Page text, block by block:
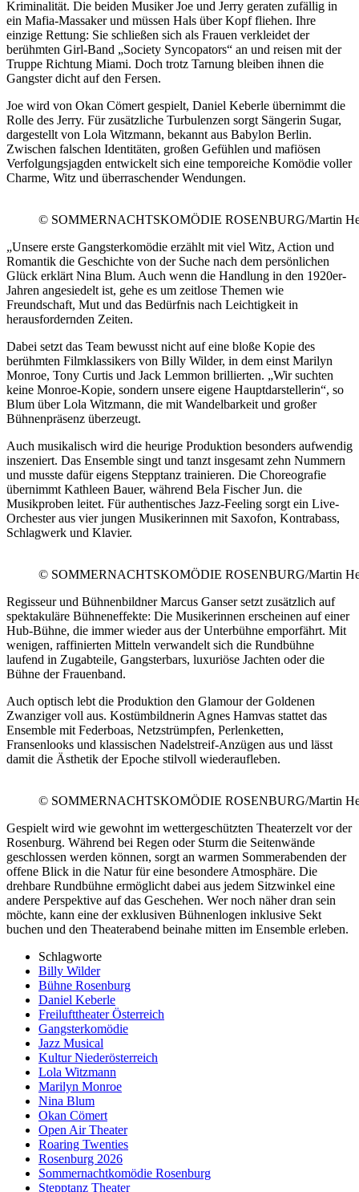
Kriminalität. Die beiden Musiker Joe und Jerry geraten zufällig in
ein Mafia-Massaker und müssen Hals über Kopf fliehen. Ihre
einzige Rettung: Sie schließen sich als Frauen verkleidet der
berühmten Girl-Band „Society Syncopators“ an und reisen mit der
Truppe Richtung Miami. Doch trotz Tarnung bleiben ihnen die
Gangster dicht auf den Fersen.
Joe wird von Okan Cömert gespielt, Daniel Keberle übernimmt die
Rolle des Jerry. Für zusätzliche Turbulenzen sorgt Sängerin Sugar,
dargestellt von Lola Witzmann, bekannt aus Babylon Berlin.
Zwischen falschen Identitäten, großen Gefühlen und mafiösen
Verfolgungsjagden entwickelt sich eine temporeiche Komödie voller
Charme, Witz und überraschender Wendungen.
© SOMMERNACHTSKOMÖDIE ROSENBURG/Martin
„Unsere erste Gangsterkomödie erzählt mit viel Witz, Action und
Romantik die Geschichte von der Suche nach dem persönlichen
Glück erklärt Nina Blum. Auch wenn die Handlung in den 1920er-
Jahren angesiedelt ist, gehe es um zeitlose Themen wie
Freundschaft, Mut und das Bedürfnis nach Leichtigkeit in
herausfordernden Zeiten.
Dabei setzt das Team bewusst nicht auf eine bloße Kopie des
berühmten Filmklassikers von Billy Wilder, in dem einst Marilyn
Monroe, Tony Curtis und Jack Lemmon brillierten. „Wir suchten
keine Monroe-Kopie, sondern unsere eigene Hauptdarstellerin“, so
Blum über Lola Witzmann, die mit Wandelbarkeit und großer
Bühnenpräsenz überzeugt.
Auch musikalisch wird die heurige Produktion besonders aufwendig
inszeniert. Das Ensemble singt und tanzt insgesamt zehn Nummern
und musste dafür eigens Stepptanz trainieren. Die Choreografie
übernimmt Kathleen Bauer, während Bela Fischer Jun. die
Musikproben leitet. Für authentisches Jazz-Feeling sorgt ein Live-
Orchester aus vier jungen Musikerinnen mit Saxofon, Kontrabass,
Schlagwerk und Klavier.
© SOMMERNACHTSKOMÖDIE ROSENBURG/Martin
Regisseur und Bühnenbildner Marcus Ganser setzt zusätzlich auf
spektakuläre Bühneneffekte: Die Musikerinnen erscheinen auf einer
Hub-Bühne, die immer wieder aus der Unterbühne emporfährt. Mit
wenigen, raffinierten Mitteln verwandelt sich die Rundbühne
laufend in Zugabteile, Gangsterbars, luxuriöse Jachten oder die
Bühne der Frauenband.
Auch optisch lebt die Produktion den Glamour der Goldenen
Zwanziger voll aus. Kostümbildnerin Agnes Hamvas stattet das
Ensemble mit Federboas, Netzstrümpfen, Perlenketten,
Fransenlooks und klassischen Nadelstreif-Anzügen aus und lässt
damit die Ästhetik der Epoche stilvoll wiederaufleben.
© SOMMERNACHTSKOMÖDIE ROSENBURG/Martin
Gespielt wird wie gewohnt im wettergeschützten Theaterzelt vor der
Rosenburg. Während bei Regen oder Sturm die Seitenwände
geschlossen werden können, sorgt an warmen Sommerabenden der
offene Blick in die Natur für eine besondere Atmosphäre. Die
drehbare Rundbühne ermöglicht dabei aus jedem Sitzwinkel eine
andere Perspektive auf das Geschehen. Wer noch näher dran sein
möchte, kann eine der exklusiven Bühnenlogen inklusive Sekt
buchen und den Theaterabend beinahe mitten im Ensemble erleben.
Schlagworte
Billy Wilder
Bühne Rosenburg
Daniel Keberle
Freilufttheater Österreich
Gangsterkomödie
Jazz Musical
Kultur Niederösterreich
Lola Witzmann
Marilyn Monroe
Nina Blum
Okan Cömert
Open Air Theater
Roaring Twenties
Rosenburg 2026
Sommernachtkomödie Rosenburg
Stepptanz Theater